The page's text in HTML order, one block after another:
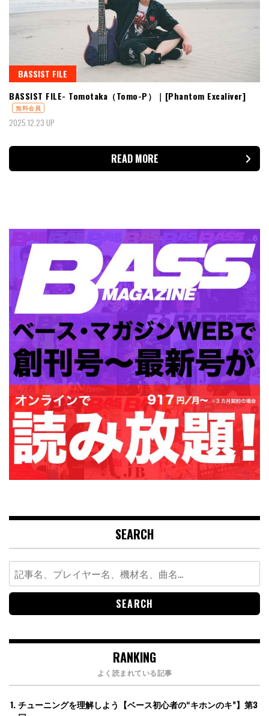
BASSIST FILE
BASSIST FILE- Tomotaka（Tomo-P）｜[Phantom Excaliver]
無料会員
2025.12.23 UP
READ MORE
SEARCH
Search
for:
RANKING
よく読まれている記事
チューニングを理解しよう【ベース初心者の“キホンのキ”】第3